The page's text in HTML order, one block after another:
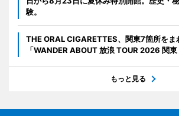
験。
THE ORAL CIGARETTES、関東7箇所をま
「WANDER ABOUT 放浪 TOUR 2026 関東
もっと見る